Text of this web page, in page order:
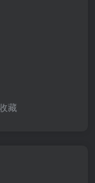
藏